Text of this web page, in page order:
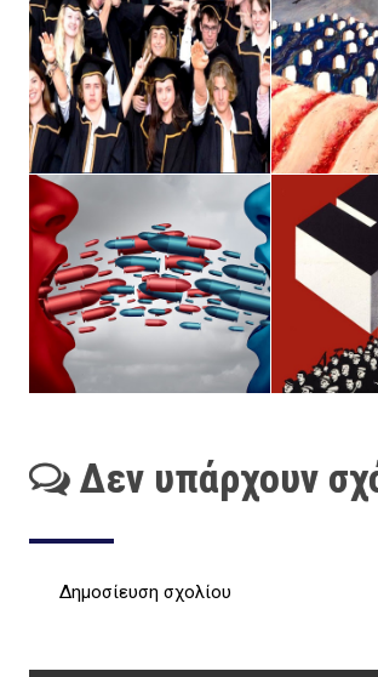
Δεν υπάρχουν
Δημοσίευση σχολίου